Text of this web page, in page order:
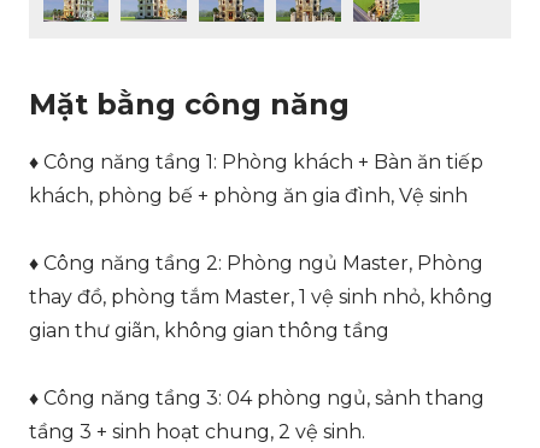
Mặt bằng công năng
♦ Công năng tầng 1: Phòng khách + Bàn ăn tiếp
khách, phòng bế + phòng ăn gia đình, Vệ sinh
♦ Công năng tầng 2: Phòng ngủ Master, Phòng
thay đồ, phòng tắm Master, 1 vệ sinh nhỏ, không
gian thư giãn, không gian thông tầng
♦ Công năng tầng 3: 04 phòng ngủ, sảnh thang
tầng 3 + sinh hoạt chung, 2 vệ sinh.